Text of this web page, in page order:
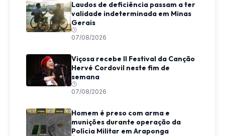
Laudos de deficiência passam a ter
validade indeterminada em Minas
Gerais
07/08/2026
Viçosa recebe II Festival da Canção
Hervé Cordovil neste fim de
semana
07/08/2026
Homem é preso com arma e
munições durante operação da
Polícia Militar em Araponga